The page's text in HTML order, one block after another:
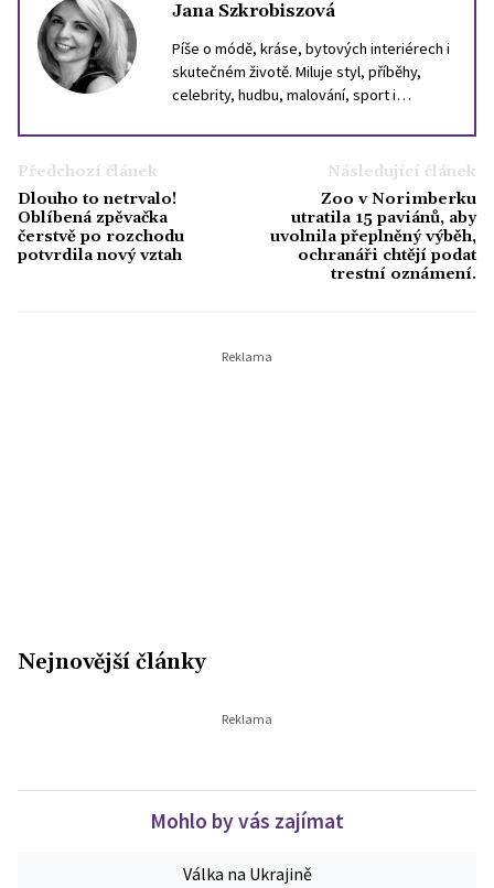
Jana Szkrobiszová
Píše o módě, kráse, bytových interiérech i
skutečném životě. Miluje styl, příběhy,
celebrity, hudbu, malování, sport i
lidech kolem sebe. Věří, že dobrý text
může být stejně silný jako dobrý parfém,
který ve vás zanechá stopu.
Předchozí článek
Dlouho to netrvalo!
Oblíbená zpěvačka
čerstvě po rozchodu
potvrdila nový vztah
Následující článek
Zoo v Norimberku
utratila 15 paviánů, aby
uvolnila přeplněný výběh,
ochranáři chtějí podat
trestní oznámení.
Nejnovější články
Mohlo by vás zajímat
Válka na Ukrajině